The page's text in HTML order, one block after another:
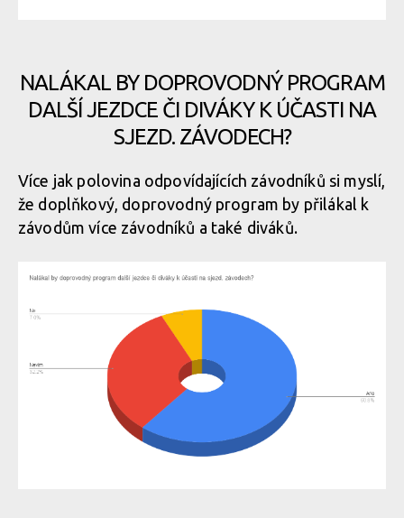
NALÁKAL BY DOPROVODNÝ PROGRAM
DALŠÍ JEZDCE ČI DIVÁKY K ÚČASTI NA
SJEZD. ZÁVODECH?
Více jak polovina odpovídajících závodníků si myslí,
že doplňkový, doprovodný program by přilákal k
závodům více závodníků a také diváků.